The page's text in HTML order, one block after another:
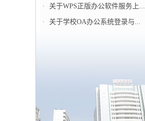
· 关于WPS正版办公软件服务上...
· 关于学校OA办公系统登录与...